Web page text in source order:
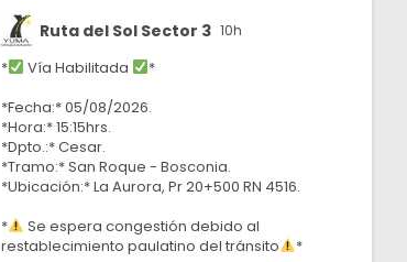
Ruta del Sol Sector 3 10h
* Vía Habilitada
*
*Fecha:* 05/08/2026.
*Hora:* 15:15hrs.
*Dpto.:* Cesar.
*Tramo:* San Roque - Bosconia.
*Ubicación:* La Aurora, Pr 20+500 RN 4516.
*
Se espera congestión debido al
restablecimiento paulatino del tránsito
*